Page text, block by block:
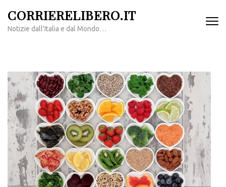
contenuto
CORRIERELIBERO.IT
Notizie dall'Italia e dal Mondo…